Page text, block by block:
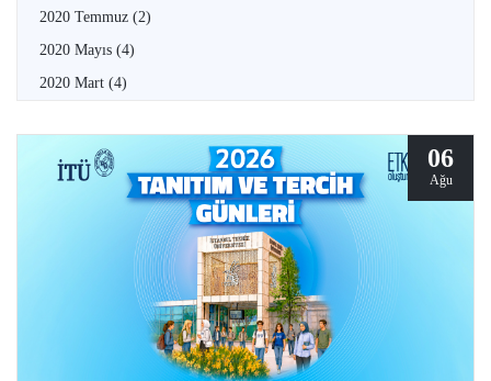
2020 Temmuz (2)
2020 Mayıs (4)
2020 Mart (4)
06
Ağu